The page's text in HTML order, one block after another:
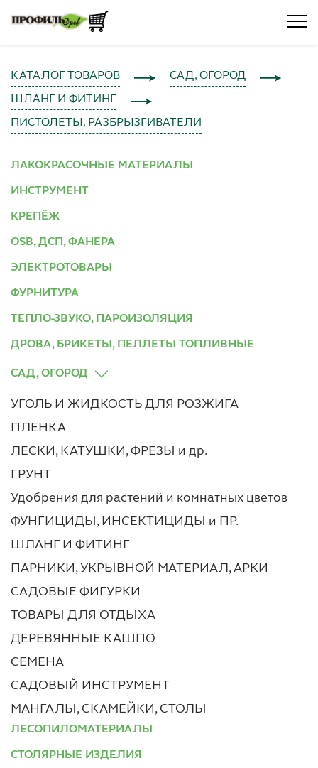
КАТАЛОГ ТОВАРОВ САД, ОГОРОД
ШЛАНГ И ФИТИНГ
ПИСТОЛЕТЫ, РАЗБРЫЗГИВАТЕЛИ
ЛАКОКРАСОЧНЫЕ МАТЕРИАЛЫ
ИНСТРУМЕНТ
КРЕПЁЖ
OSB, ДСП, ФАНЕРА
ЭЛЕКТРОТОВАРЫ
ФУРНИТУРА
ТЕПЛО-ЗВУКО, ПАРОИЗОЛЯЦИЯ
ДРОВА, БРИКЕТЫ, ПЕЛЛЕТЫ ТОПЛИВНЫЕ
САД, ОГОРОД
УГОЛЬ И ЖИДКОСТЬ ДЛЯ РОЗЖИГА
ПЛЕНКА
ЛЕСКИ, КАТУШКИ, ФРЕЗЫ и др.
ГРУНТ
Удобрения для растений и комнатных цветов
ФУНГИЦИДЫ, ИНСЕКТИЦИДЫ и ПР.
ШЛАНГ И ФИТИНГ
ПАРНИКИ, УКРЫВНОЙ МАТЕРИАЛ, АРКИ
САДОВЫЕ ФИГУРКИ
ТОВАРЫ ДЛЯ ОТДЫХА
ДЕРЕВЯННЫЕ КАШПО
СЕМЕНА
САДОВЫЙ ИНСТРУМЕНТ
МАНГАЛЫ, СКАМЕЙКИ, СТОЛЫ
ЛЕСОПИЛОМАТЕРИАЛЫ
СТОЛЯРНЫЕ ИЗДЕЛИЯ